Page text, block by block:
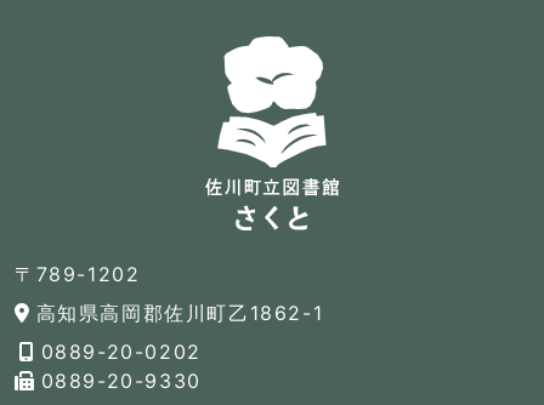
〒789-1202
高知県高岡郡佐川町乙1862-1
0889-20-0202
0889-20-9330